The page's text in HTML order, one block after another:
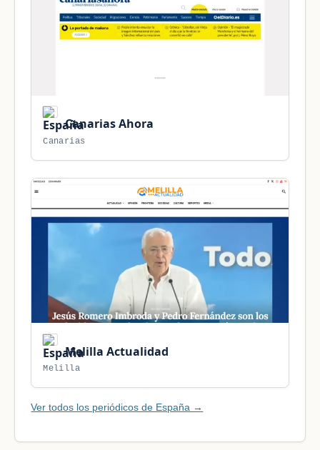
Canarias Ahora
Canarias
Melilla Actualidad
Melilla
Ver todos los periódicos de España →